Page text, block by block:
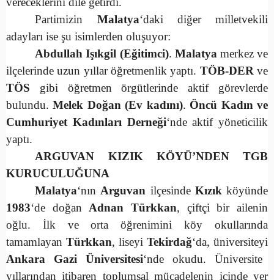
Partimizin Malatya‘daki diğer milletvekili
adayları ise şu isimlerden oluşuyor:
Abdullah Işıkgil (Eğitimci). Malatya merkez ve
ilçelerinde uzun yıllar öğretmenlik yaptı. TÖB-DER ve
TÖS gibi öğretmen örgütlerinde aktif görevlerde
bulundu.Melek Doğan (Ev kadını). Öncü Kadın ve
Cumhuriyet Kadınları Derneği‘nde aktif yöneticilik
yaptı.
ARGUVAN KIZIK KÖYÜ’NDEN TGB
KURUCULUĞUNA
Malatya‘nın Arguvan ilçesinde Kızık köyünde
1983‘de doğan Adnan Türkkan, çiftçi bir ailenin
oğlu. İlk ve orta öğrenimini köy okullarında
tamamlayan Türkkan, liseyi Tekirdağ‘da, üniversiteyi
Ankara Gazi Üniversitesi‘nde okudu. Üniversite
yıllarından itibaren toplumsal mücadelenin içinde yer